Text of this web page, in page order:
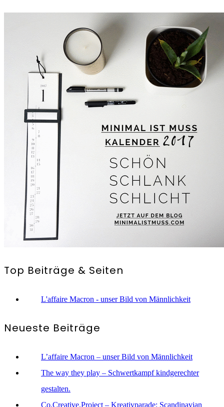
Top Beiträge & Seiten
L'affaire Macron - unser Bild von Männlichkeit
Neueste Beiträge
L’affaire Macron – unser Bild von Männlichkeit
The way they play – Schwertkampf kindgerechter
gestalten.
Co.Creative.Project – Kreativparade: Scandinavian